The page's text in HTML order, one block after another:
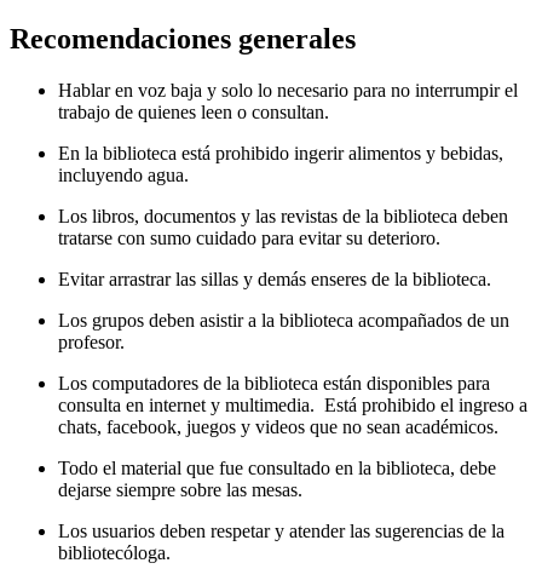
Recomendaciones generales
Hablar en voz baja y solo lo necesario para no interrumpir el
trabajo de quienes leen o consultan.
En la biblioteca está prohibido ingerir alimentos y bebidas,
incluyendo agua.
Los libros, documentos y las revistas de la biblioteca deben
tratarse con sumo cuidado para evitar su deterioro.
Evitar arrastrar las sillas y demás enseres de la biblioteca.
Los grupos deben asistir a la biblioteca acompañados de un
profesor.
Los computadores de la biblioteca están disponibles para
consulta en internet y multimedia. Está prohibido el ingreso a
chats, facebook, juegos y videos que no sean académicos.
Todo el material que fue consultado en la biblioteca, debe
dejarse siempre sobre las mesas.
Los usuarios deben respetar y atender las sugerencias de la
bibliotecóloga.